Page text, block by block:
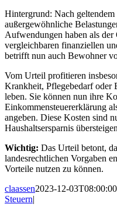
Hintergrund: Nach
außergewöhnliche
Aufwendungen haben als
vergleichbaren finanziellen
betrifft nun auch Bewohner
Vom Urteil profitieren
Krankheit, Pflegebedarf oder
leben. Sie können nun ihre
Einkommensteuererklärung
angeben. Diese Kosten sind
Haushaltsersparnis
Wichtig: Das Urteil betont,
landesrechtlichen Vorgaben
Vorteile nutzen zu können.
claassen2023-12-
Steuern|